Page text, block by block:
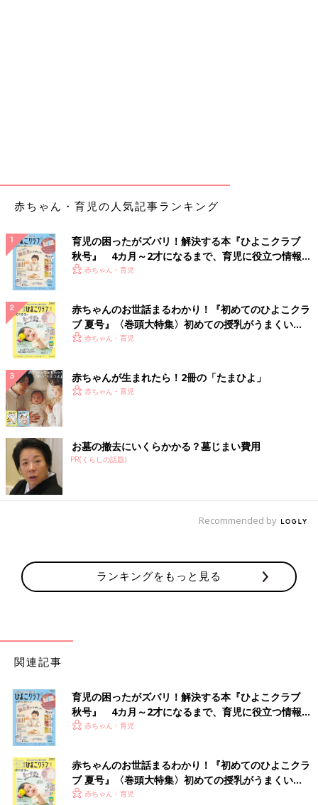
肌寒さが残るときにも大活躍！ユニクロのロンTは
とにかく動きやすい♪
綾さんは「ねないこだれだ」のコラボTを購入。ほどよい厚みの
ロンTで、肌寒さが残るときにもちょうど良いアイテムですね。
ゆったりしたシルエットで、動きやすいのも特徴！公園遊びや、
元気に動き回る時にもピッタリなアイテム。ネイビーカラーなの
で、どんな色味を合わせてもしっくりとなじむのも良いですよ
白ベースのロンTはどんな色味とも相性◎。お出か
けにも普段着にも使えるデザインを選べば役立つこ
赤ちゃん・育児の人気記事ランキング
育児の困ったがズバリ！解決する本『ひよこクラブ
秋号』 4カ月～2才になるまで、育児に役立つ情報が
いっぱい！
赤ちゃん・育児
赤ちゃんのお世話まるわかり！『初めてのひよこクラ
ブ 夏号』〈巻頭大特集〉初めての授乳がうまくい
く！ おっぱい・ミルクの基本と夏のトラブル 解決テ
赤ちゃん・育児
赤ちゃんが生まれたら！2冊の「たまひよ」
赤ちゃん・育児
お墓の撤去にいくらかかる？墓じまい費用
PR(くらしの話題)
Recommended by
ランキングをもっと見る
関連記事
育児の困ったがズバリ！解決する本『ひよこクラブ
秋号』 4カ月～2才になるまで、育児に役立つ情報が
いっぱい！
赤ちゃん・育児
赤ちゃんのお世話まるわかり！『初めてのひよこクラ
ブ 夏号』〈巻頭大特集〉初めての授乳がうまくい
く！ おっぱい・ミルクの基本と夏のトラブル 解決テ
赤ちゃん・育児